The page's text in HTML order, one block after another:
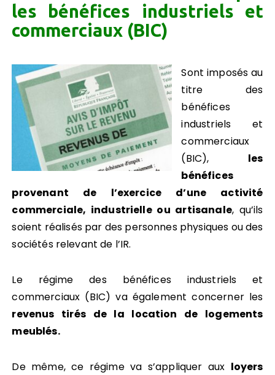
les bénéfices industriels et
commerciaux (BIC)
Sont imposés au
titre des
bénéfices
industriels et
commerciaux
(BIC), les
bénéfices
provenant de l’exercice d’une activité
commerciale, industrielle ou artisanale, qu’ils
soient réalisés par des personnes physiques ou des
sociétés relevant de l’IR.
Le régime des bénéfices industriels et
commerciaux (BIC) va également concerner les
revenus tirés de la location de logements
meublés.
De même, ce régime va s’appliquer aux loyers